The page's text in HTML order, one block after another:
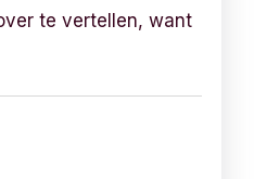
te vertellen, want